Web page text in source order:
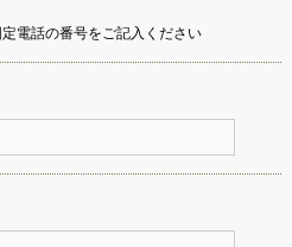
電話の番号をご記入ください